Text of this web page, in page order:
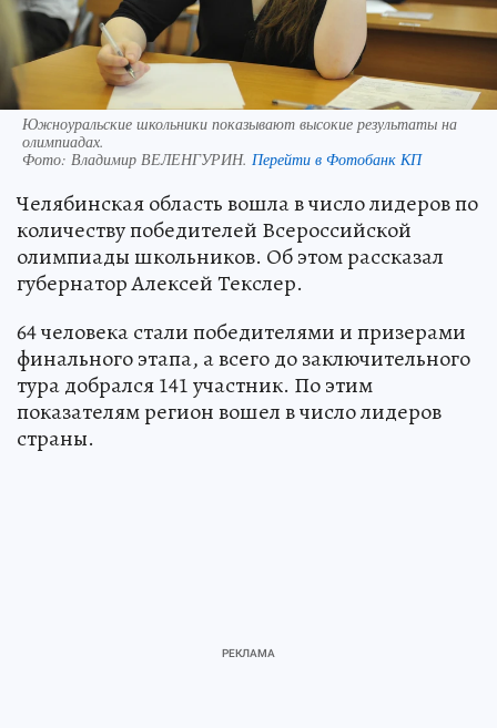
Южноуральские школьники показывают высокие результаты на
олимпиадах.
Фото: Владимир ВЕЛЕНГУРИН. Перейти в Фотобанк КП
Челябинская область вошла в число лидеров по
количеству победителей Всероссийской
олимпиады школьников. Об этом рассказал
губернатор Алексей Текслер.
64 человека стали победителями и призерами
финального этапа, а всего до заключительного
тура добрался 141 участник. По этим
показателям регион вошел в число лидеров
страны.